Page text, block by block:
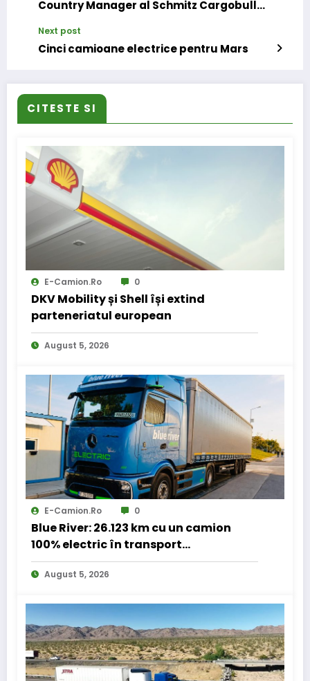
Country Manager al Schmitz Cargobull
Next post
Cinci camioane electrice pentru Mars
CITESTE SI
E-Camion.ro 0
DKV Mobility și Shell își extind
parteneriatul european
August 5, 2026
E-Camion.ro 0
Blue River: 26.123 km cu un camion
100% electric în transport
internațional
August 5, 2026